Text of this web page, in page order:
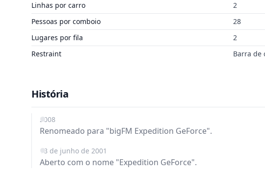
Linhas por carro
2
Pessoas por comboio
28
Lugares por fila
2
Restraint
Barra de
História
2008
Renomeado para "bigFM Expedition GeForce".
18 de junho de 2001
Aberto com o nome "Expedition GeForce".